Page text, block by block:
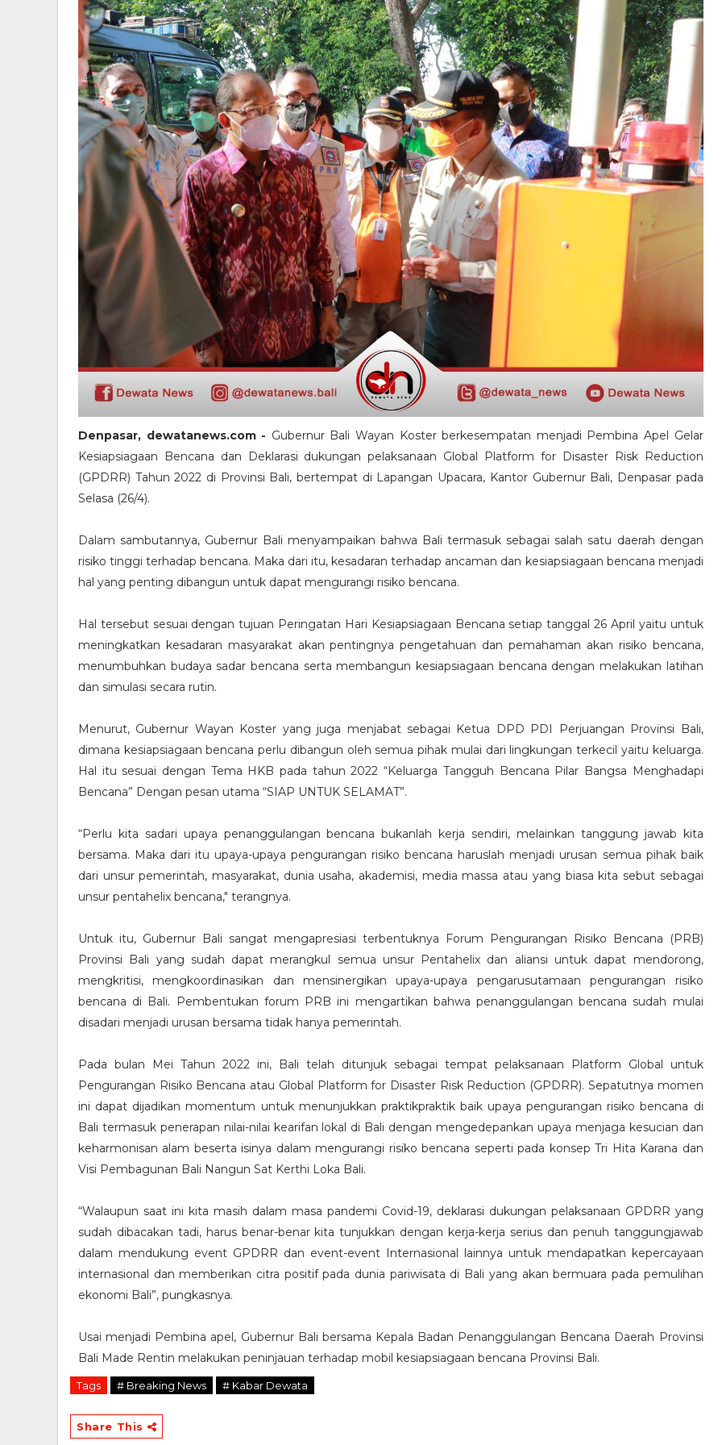
Denpasar, dewatanews.com - Gubernur Bali Wayan Koster berkesempatan menjadi Pembina Apel Gelar
Kesiapsiagaan Bencana dan Deklarasi dukungan pelaksanaan Global Platform for Disaster Risk Reduction
(GPDRR) Tahun 2022 di Provinsi Bali, bertempat di Lapangan Upacara, Kantor Gubernur Bali, Denpasar pada
Selasa (26/4).
Dalam sambutannya, Gubernur Bali menyampaikan bahwa Bali termasuk sebagai salah satu daerah dengan
risiko tinggi terhadap bencana. Maka dari itu, kesadaran terhadap ancaman dan kesiapsiagaan bencana menjadi
hal yang penting dibangun untuk dapat mengurangi risiko bencana.
Hal tersebut sesuai dengan tujuan Peringatan Hari Kesiapsiagaan Bencana setiap tanggal 26 April yaitu untuk
meningkatkan kesadaran masyarakat akan pentingnya pengetahuan dan pemahaman akan risiko bencana,
menumbuhkan budaya sadar bencana serta membangun kesiapsiagaan bencana dengan melakukan latihan
dan simulasi secara rutin.
Menurut, Gubernur Wayan Koster yang juga menjabat sebagai Ketua DPD PDI Perjuangan Provinsi Bali,
dimana kesiapsiagaan bencana perlu dibangun oleh semua pihak mulai dari lingkungan terkecil yaitu keluarga.
Hal itu sesuai dengan Tema HKB pada tahun 2022 “Keluarga Tangguh Bencana Pilar Bangsa Menghadapi
Bencana” Dengan pesan utama “SIAP UNTUK SELAMAT”.
“Perlu kita sadari upaya penanggulangan bencana bukanlah kerja sendiri, melainkan tanggung jawab kita
bersama. Maka dari itu upaya-upaya pengurangan risiko bencana haruslah menjadi urusan semua pihak baik
dari unsur pemerintah, masyarakat, dunia usaha, akademisi, media massa atau yang biasa kita sebut sebagai
unsur pentahelix bencana," terangnya.
Untuk itu, Gubernur Bali sangat mengapresiasi terbentuknya Forum Pengurangan Risiko Bencana (PRB)
Provinsi Bali yang sudah dapat merangkul semua unsur Pentahelix dan aliansi untuk dapat mendorong,
mengkritisi, mengkoordinasikan dan mensinergikan upaya-upaya pengarusutamaan pengurangan risiko
bencana di Bali. Pembentukan forum PRB ini mengartikan bahwa penanggulangan bencana sudah mulai
disadari menjadi urusan bersama tidak hanya pemerintah.
Pada bulan Mei Tahun 2022 ini, Bali telah ditunjuk sebagai tempat pelaksanaan Platform Global untuk
Pengurangan Risiko Bencana atau Global Platform for Disaster Risk Reduction (GPDRR). Sepatutnya momen
ini dapat dijadikan momentum untuk menunjukkan praktikpraktik baik upaya pengurangan risiko bencana di
Bali termasuk penerapan nilai-nilai kearifan lokal di Bali dengan mengedepankan upaya menjaga kesucian dan
keharmonisan alam beserta isinya dalam mengurangi risiko bencana seperti pada konsep Tri Hita Karana dan
Visi Pembagunan Bali Nangun Sat Kerthi Loka Bali.
“Walaupun saat ini kita masih dalam masa pandemi Covid-19, deklarasi dukungan pelaksanaan GPDRR yang
sudah dibacakan tadi, harus benar-benar kita tunjukkan dengan kerja-kerja serius dan penuh tanggungjawab
dalam mendukung event GPDRR dan event-event Internasional lainnya untuk mendapatkan kepercayaan
internasional dan memberikan citra positif pada dunia pariwisata di Bali yang akan bermuara pada pemulihan
ekonomi Bali”, pungkasnya.
Usai menjadi Pembina apel, Gubernur Bali bersama Kepala Badan Penanggulangan Bencana Daerah Provinsi
Bali Made Rentin melakukan peninjauan terhadap mobil kesiapsiagaan bencana Provinsi Bali.
Tags # Breaking News # Kabar Dewata
Share This